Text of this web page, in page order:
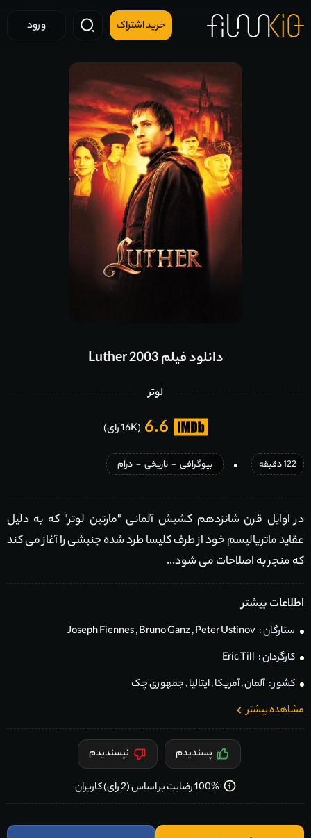
خرید اشتراک ورود
دانلود فیلم Luther 2003
لوتر
6.6 (16K رای)
122 دقیقه بیوگرافی - تاریخی - درام
در اوایل قرن شانزدهم کشیش آلمانی "مارتین لوتر" که به دلیل
عقاید ماتریالیسم خود از طرف کلیسا طرد شده جنبشی را آغاز می کند
که منجر به اصلاحات می شود...
اطلاعات بیشتر
ستارگان : Joseph Fiennes,Bruno Ganz,Peter Ustinov
کارگردان : Eric Till
کشور : آلمان,آمریکا,ایتالیا,جمهوری چک
مشاهده بیشتر
پسندیدم نپسندیدم
100% رضایت بر اساس (2 رای) کاربران